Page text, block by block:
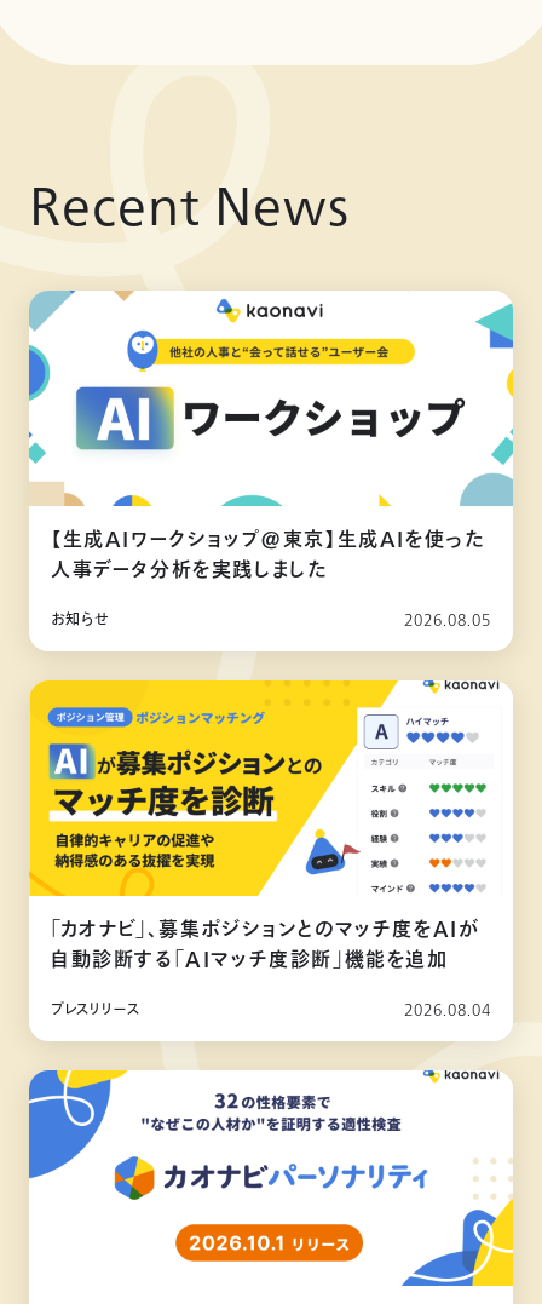
Recent News
【生成AIワークショップ@東京】生成AIを使った
人事データ分析を実践しました
お知らせ 2026.08.05
「カオナビ」、募集ポジションとのマッチ度をAIが
自動診断する「AIマッチ度診断」機能を追加
プレスリリース 2026.08.04